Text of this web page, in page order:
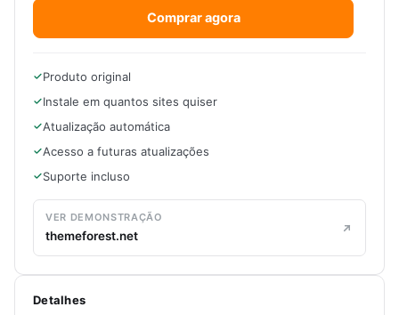
Comprar agora
Produto original
Instale em quantos sites quiser
Atualização automática
Acesso a futuras atualizações
Suporte incluso
VER DEMONSTRAÇÃO
themeforest.net
Detalhes